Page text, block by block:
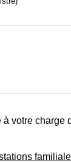
votre charge